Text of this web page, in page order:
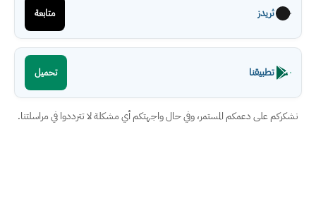
ثريدز متابعة
تطبيقنا تحميل
نشكركم على دعمكم المستمر، وفي حال واجهتكم أي مشكلة لا تترددوا في مراسلتنا.